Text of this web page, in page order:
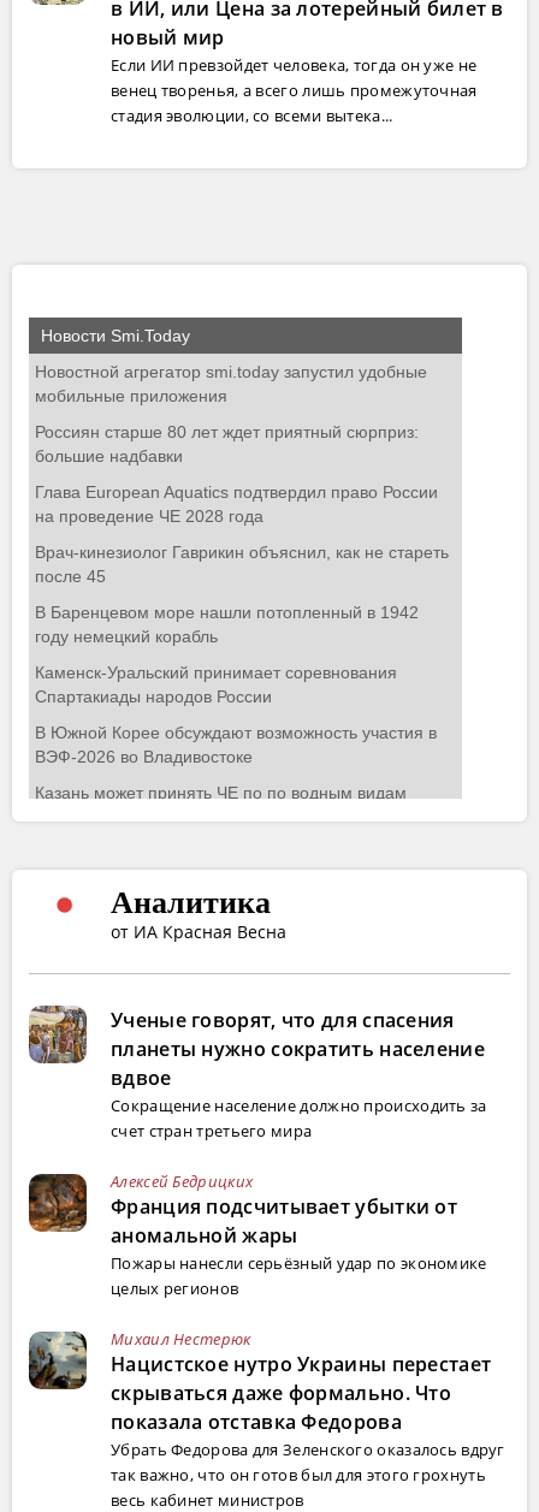
в ИИ, или Цена за лотерейный билет в
новый мир
Если ИИ превзойдет человека, тогда он уже не
венец творенья, а всего лишь промежуточная
стадия эволюции, со всеми вытека...
Аналитика
от ИА Красная Весна
Ученые говорят, что для спасения
планеты нужно сократить население
вдвое
Сокращение население должно происходить за
счет стран третьего мира
Алексей Бедрицких
Франция подсчитывает убытки от
аномальной жары
Пожары нанесли серьёзный удар по экономике
целых регионов
Михаил Нестерюк
Нацистское нутро Украины перестает
скрываться даже формально. Что
показала отставка Федорова
Убрать Федорова для Зеленского оказалось вдруг
так важно, что он готов был для этого грохнуть
весь кабинет министров